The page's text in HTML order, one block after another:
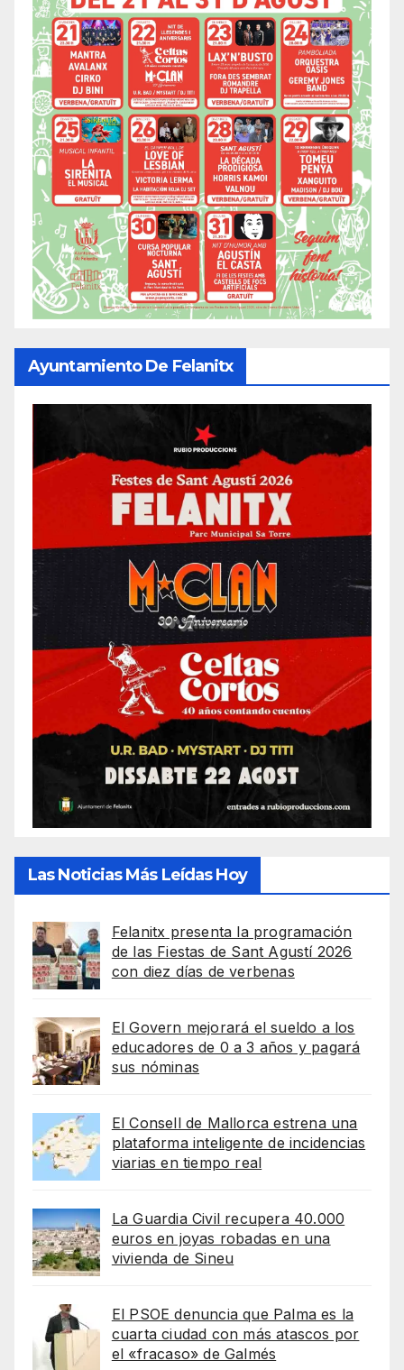
Ayuntamiento De Felanitx
Las Noticias Más Leídas Hoy
Felanitx presenta la programación
de las Fiestas de Sant Agustí 2026
con diez días de verbenas
El Govern mejorará el sueldo a los
educadores de 0 a 3 años y pagará
sus nóminas
El Consell de Mallorca estrena una
plataforma inteligente de incidencias
viarias en tiempo real
La Guardia Civil recupera 40.000
euros en joyas robadas en una
vivienda de Sineu
El PSOE denuncia que Palma es la
cuarta ciudad con más atascos por
el «fracaso» de Galmés